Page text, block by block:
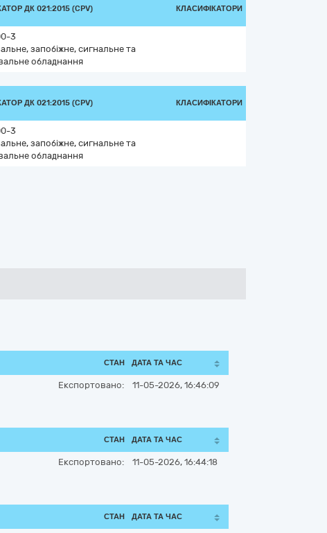
ДК 021:2015 (CPV) КЛАСИФІКАТОРИ
3
запобіжне, сигнальне та
обладнання
ДК 021:2015 (CPV) КЛАСИФІКАТОРИ
3
запобіжне, сигнальне та
обладнання
СТАН ДАТА ТА ЧАС
Експортовано: 11-05-2026, 16:46:09
СТАН ДАТА ТА ЧАС
Експортовано: 11-05-2026, 16:44:18
СТАН ДАТА ТА ЧАС